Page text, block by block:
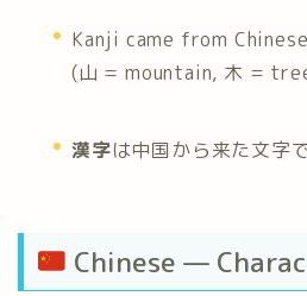
Kanji came from
(山 = mountain, 木 =
漢字は中国から来た文字
Chinese —